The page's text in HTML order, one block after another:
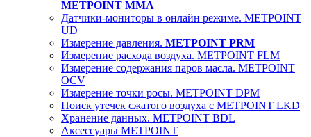
METPOINT MMA
Датчики-мониторы в онлайн режиме. METPOINT
UD
Измерение давления. METPOINT PRM
Измерение расхода воздуха. METPOINT FLM
Измерение содержания паров масла. METPOINT
OCV
Измерение точки росы. METPOINT DPM
Поиск утечек сжатого воздуха с METPOINT LKD
Хранение данных. METPOINT BDL
Аксессуары METPOINT